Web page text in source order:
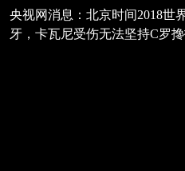
央视网消息：北京时间2018世
牙，卡瓦尼受伤无法坚持C罗搀